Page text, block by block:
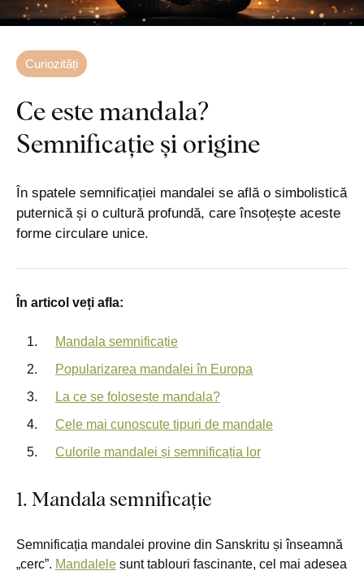
Curiozități
Ce este mandala?
Semnificație și origine
În spatele semnificației mandalei se află o simbolistică
puternică și o cultură profundă, care însoțește aceste
forme circulare unice.
În articol veți afla:
Mandala semnificație
Popularizarea mandalei în Europa
La ce se folosește mandala?
Cele mai cunoscute tipuri de mandale
Culorile mandalei și semnificația lor
1. Mandala semnificație
Semnificația mandalei provine din Sanskritu și înseamnă
„cerc”. Mandalele sunt tablouri fascinante, cel mai adesea